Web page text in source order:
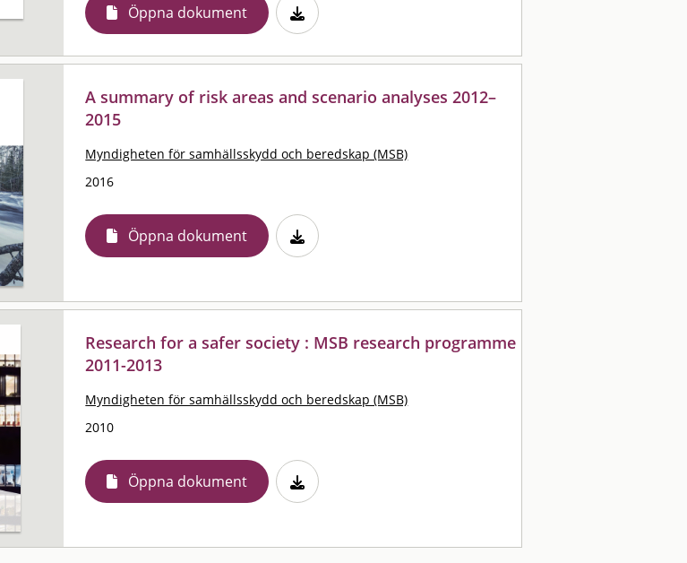
Öppna dokument
A summary of risk areas and scenario analyses 2012–
2015
Myndigheten för samhällsskydd och beredskap (MSB)
2016
Öppna dokument
Research for a safer society : MSB research programme
2011-2013
Myndigheten för samhällsskydd och beredskap (MSB)
2010
Öppna dokument